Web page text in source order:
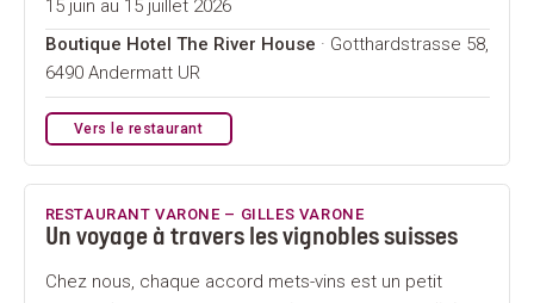
15 juin au 15 juillet 2026
Boutique Hotel The River House · Gotthardstrasse 58,
6490 Andermatt UR
Vers le restaurant
RESTAURANT VARONE – GILLES VARONE
Un voyage à travers les vignobles suisses
Chez nous, chaque accord mets-vins est un petit